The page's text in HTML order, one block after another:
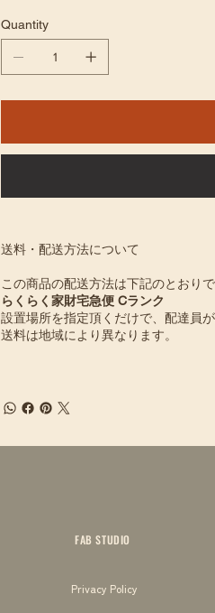
Quantity
送料・配送方法について
この商品の配送方法は下記のとおりで
らくらく家財宅急便 Cランク
設置場所を指定頂くだけで、配達員
送料は地域により異なります。
FAB STUDIO
Privacy Policy